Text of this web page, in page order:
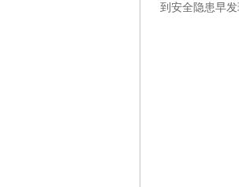
到安全隐患早发